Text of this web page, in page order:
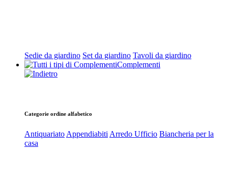
Sedie da giardino Set da giardino Tavoli da giardino
Complementi
Categorie ordine alfabetico
Antiquariato Appendiabiti Arredo Ufficio Biancheria per la
casa